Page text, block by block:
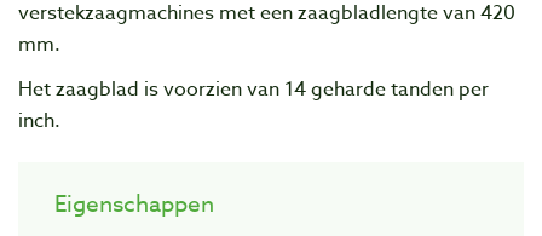
verstekzaagmachines met een zaagbladlengte van 420
mm.
Het zaagblad is voorzien van 14 geharde tanden per
inch.
Eigenschappen